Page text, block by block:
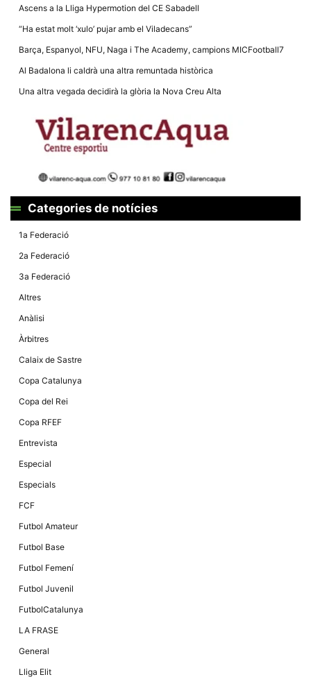
Ascens a la Lliga Hypermotion del CE Sabadell
“Ha estat molt ‘xulo’ pujar amb el Viladecans”
Barça, Espanyol, NFU, Naga i The Academy, campions MICFootball7
Al Badalona li caldrà una altra remuntada històrica
Una altra vegada decidirà la glòria la Nova Creu Alta
Categories de notícies
1a Federació
2a Federació
3a Federació
Altres
Anàlisi
Àrbitres
Calaix de Sastre
Copa Catalunya
Copa del Rei
Copa RFEF
Entrevista
Especial
Especials
FCF
Futbol Amateur
Futbol Base
Futbol Femení
Futbol Juvenil
FutbolCatalunya
LA FRASE
General
Lliga Elit